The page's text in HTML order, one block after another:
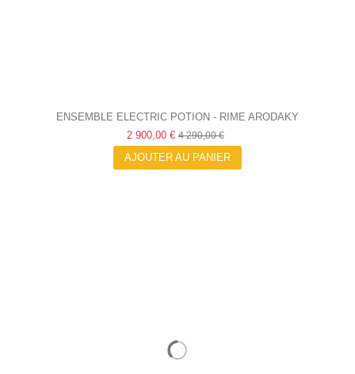
ENSEMBLE ELECTRIC POTION - RIME ARODAKY
2 900,00 € 4 290,00 €
AJOUTER AU PANIER